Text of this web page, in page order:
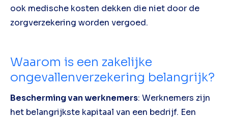
ook medische kosten dekken die niet door de
zorgverzekering worden vergoed.
Waarom is een zakelijke
ongevallenverzekering belangrijk?
Bescherming van werknemers: Werknemers zijn
het belangrijkste kapitaal van een bedrijf. Een